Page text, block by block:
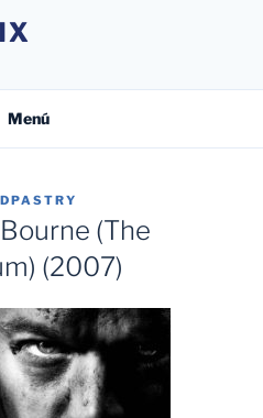
Menú
(The
(2007)